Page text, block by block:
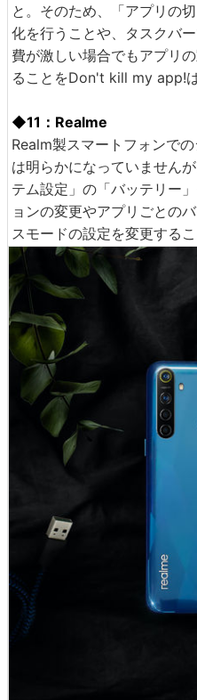
と。そのため、「アプリの
化を行うことや、タスクバ
費が激しい場合でもアプリ
ることをDon't kill my app!
◆11：Realme
Realm製スマートフォンで
は明らかになっていません
テム設定」の「バッテリー
ョンの変更やアプリごとの
スモードの設定を変更する